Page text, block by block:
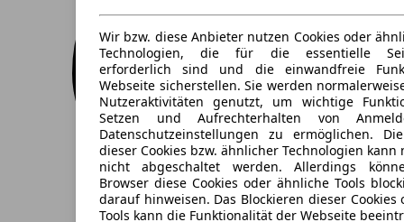
Wir bzw. diese Anbieter nutzen Cookies oder
Technologien, die für die essentielle
erforderlich sind und die einwandfreie
Webseite sicherstellen. Sie werden
Nutzeraktivitäten genutzt, um wichtige
Setzen und Aufrechterhalten von
Datenschutzeinstellungen zu ermöglichen.
dieser Cookies bzw. ähnlicher Technologien kann
nicht abgeschaltet werden. Allerdings
Browser diese Cookies oder ähnliche Tools
darauf hinweisen. Das Blockieren dieser
Tools kann die Funktionalität der Webseite